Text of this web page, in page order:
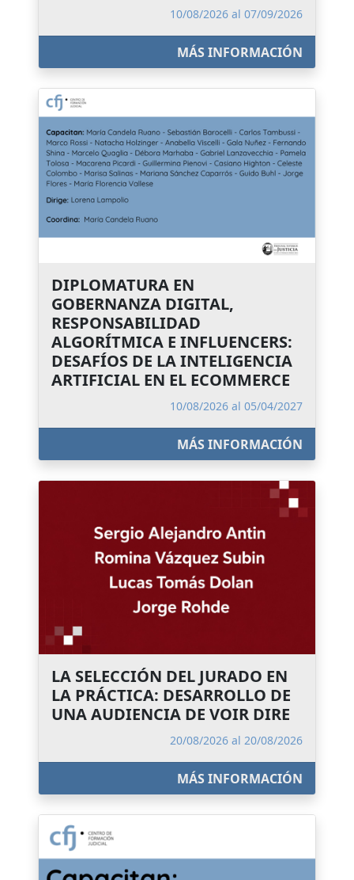
10/08/2026 al 07/09/2026
MÁS INFORMACIÓN
DIPLOMATURA EN
GOBERNANZA DIGITAL,
RESPONSABILIDAD
ALGORÍTMICA E INFLUENCERS:
DESAFÍOS DE LA INTELIGENCIA
ARTIFICIAL EN EL ECOMMERCE
10/08/2026 al 05/04/2027
MÁS INFORMACIÓN
LA SELECCIÓN DEL JURADO EN
LA PRÁCTICA: DESARROLLO DE
UNA AUDIENCIA DE VOIR DIRE
20/08/2026 al 20/08/2026
MÁS INFORMACIÓN